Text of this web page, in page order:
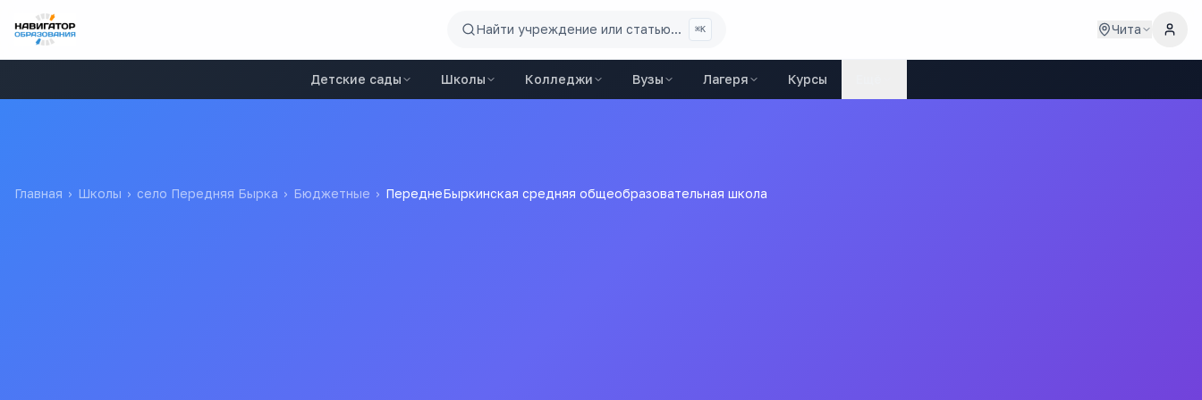
Найти учреждение или статью... ⌘K Чита
Детские сады Школы Колледжи Вузы Лагеря Курсы
Главная › Школы › село Передняя Бырка › Бюджетные › ПереднеБыркинская средняя общеобразовательная школа